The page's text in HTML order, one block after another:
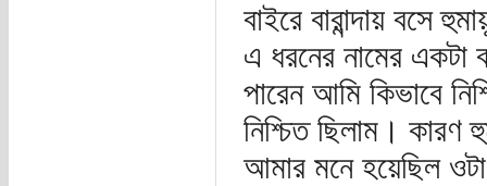
বাইরে বারান্দায় বসে
এ ধরনের নামের
পারেন আমি কিভাবে
নিশ্চিত ছিলাম। কারণ
আমার মনে হয়েছিল